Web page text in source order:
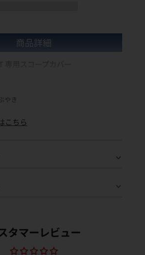
商品詳細
体保護カバー
耗から保護します。
ピン採用により、激しい反動でもしっ
ポリウレタン）・ポリカーボネート
やき
こちら
タマーレビュー